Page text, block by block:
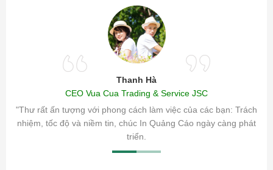
Thanh Hà
CEO Vua Cua Trading & Service JSC
"Thư rất ấn tượng với phong cách làm việc của các bạn: Trách
nhiệm, tốc độ và niềm tin, chúc In Quảng Cáo ngày càng phát
triển.
sóc